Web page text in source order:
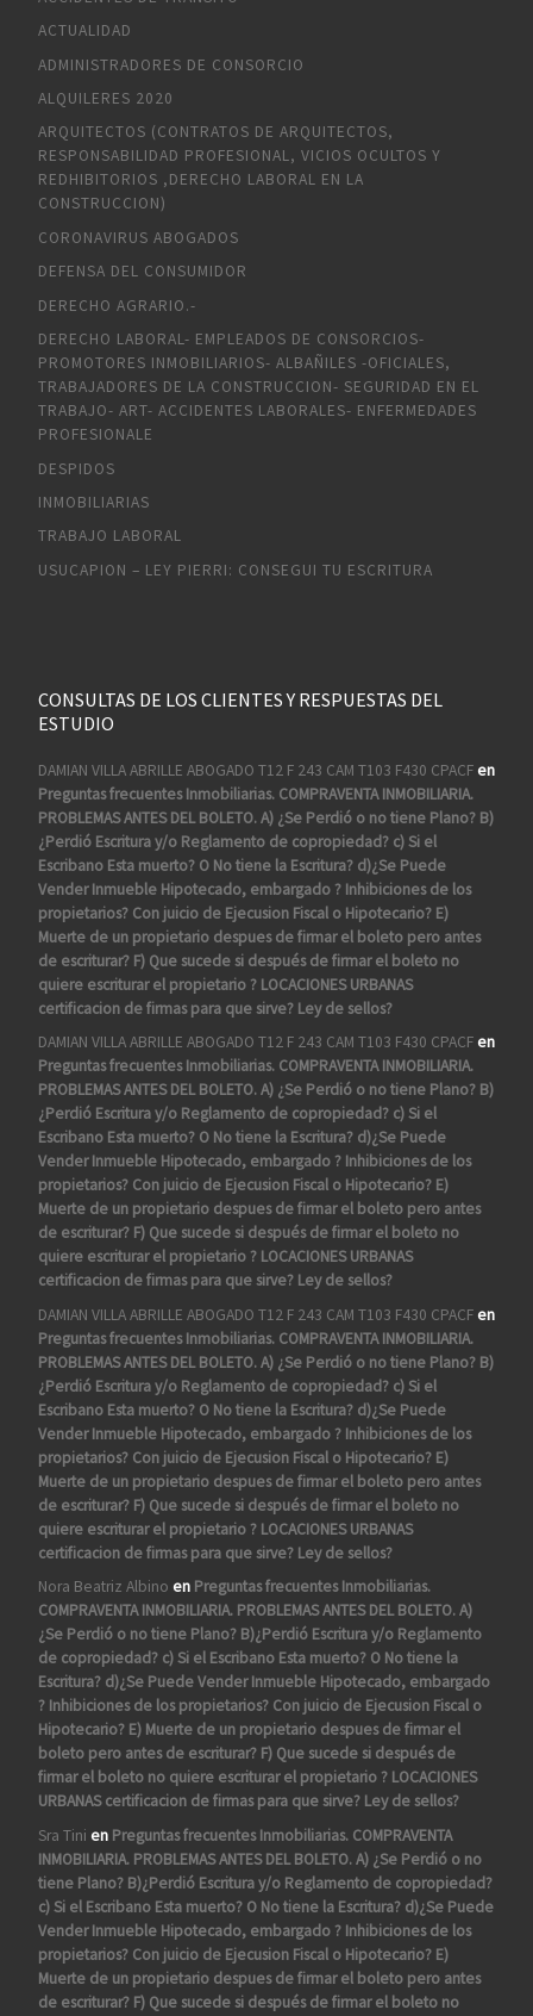
ACTUALIDAD
ADMINISTRADORES DE CONSORCIO
ALQUILERES 2020
ARQUITECTOS (CONTRATOS DE ARQUITECTOS,
RESPONSABILIDAD PROFESIONAL, VICIOS OCULTOS Y
REDHIBITORIOS ,DERECHO LABORAL EN LA
CONSTRUCCION)
CORONAVIRUS ABOGADOS
DEFENSA DEL CONSUMIDOR
DERECHO AGRARIO.-
DERECHO LABORAL- EMPLEADOS DE CONSORCIOS-
PROMOTORES INMOBILIARIOS- ALBAÑILES -OFICIALES,
TRABAJADORES DE LA CONSTRUCCION- SEGURIDAD EN EL
TRABAJO- ART- ACCIDENTES LABORALES- ENFERMEDADES
PROFESIONALE
DESPIDOS
INMOBILIARIAS
TRABAJO LABORAL
USUCAPION – LEY PIERRI: CONSEGUI TU ESCRITURA
CONSULTAS DE LOS CLIENTES Y RESPUESTAS DEL
ESTUDIO
DAMIAN VILLA ABRILLE ABOGADO T12 F 243 CAM T103 F430 CPACFen
Preguntas frecuentes Inmobiliarias. COMPRAVENTA INMOBILIARIA.
PROBLEMAS ANTES DEL BOLETO. A) ¿Se Perdió o no tiene Plano? B)
¿Perdió Escritura y/o Reglamento de copropiedad? c) Si el
Escribano Esta muerto? O No tiene la Escritura? d)¿Se Puede
Vender Inmueble Hipotecado, embargado ? Inhibiciones de los
propietarios? Con juicio de Ejecusion Fiscal o Hipotecario? E)
Muerte de un propietario despues de firmar el boleto pero antes
de escriturar? F) Que sucede si después de firmar el boleto no
quiere escriturar el propietario ? LOCACIONES URBANAS
certificacion de firmas para que sirve? Ley de sellos?
DAMIAN VILLA ABRILLE ABOGADO T12 F 243 CAM T103 F430 CPACFen
Preguntas frecuentes Inmobiliarias. COMPRAVENTA INMOBILIARIA.
PROBLEMAS ANTES DEL BOLETO. A) ¿Se Perdió o no tiene Plano? B)
¿Perdió Escritura y/o Reglamento de copropiedad? c) Si el
Escribano Esta muerto? O No tiene la Escritura? d)¿Se Puede
Vender Inmueble Hipotecado, embargado ? Inhibiciones de los
propietarios? Con juicio de Ejecusion Fiscal o Hipotecario? E)
Muerte de un propietario despues de firmar el boleto pero antes
de escriturar? F) Que sucede si después de firmar el boleto no
quiere escriturar el propietario ? LOCACIONES URBANAS
certificacion de firmas para que sirve? Ley de sellos?
DAMIAN VILLA ABRILLE ABOGADO T12 F 243 CAM T103 F430 CPACFen
Preguntas frecuentes Inmobiliarias. COMPRAVENTA INMOBILIARIA.
PROBLEMAS ANTES DEL BOLETO. A) ¿Se Perdió o no tiene Plano? B)
¿Perdió Escritura y/o Reglamento de copropiedad? c) Si el
Escribano Esta muerto? O No tiene la Escritura? d)¿Se Puede
Vender Inmueble Hipotecado, embargado ? Inhibiciones de los
propietarios? Con juicio de Ejecusion Fiscal o Hipotecario? E)
Muerte de un propietario despues de firmar el boleto pero antes
de escriturar? F) Que sucede si después de firmar el boleto no
quiere escriturar el propietario ? LOCACIONES URBANAS
certificacion de firmas para que sirve? Ley de sellos?
Nora Beatriz Albino en Preguntas frecuentes Inmobiliarias.
COMPRAVENTA INMOBILIARIA. PROBLEMAS ANTES DEL BOLETO. A)
¿Se Perdió o no tiene Plano? B)¿Perdió Escritura y/o Reglamento
de copropiedad? c) Si el Escribano Esta muerto? O No tiene la
Escritura? d)¿Se Puede Vender Inmueble Hipotecado, embargado
? Inhibiciones de los propietarios? Con juicio de Ejecusion Fiscal o
Hipotecario? E) Muerte de un propietario despues de firmar el
boleto pero antes de escriturar? F) Que sucede si después de
firmar el boleto no quiere escriturar el propietario ? LOCACIONES
URBANAS certificacion de firmas para que sirve? Ley de sellos?
Sra Tini en Preguntas frecuentes Inmobiliarias. COMPRAVENTA
INMOBILIARIA. PROBLEMAS ANTES DEL BOLETO. A) ¿Se Perdió o no
tiene Plano? B)¿Perdió Escritura y/o Reglamento de copropiedad?
c) Si el Escribano Esta muerto? O No tiene la Escritura? d)¿Se Puede
Vender Inmueble Hipotecado, embargado ? Inhibiciones de los
propietarios? Con juicio de Ejecusion Fiscal o Hipotecario? E)
Muerte de un propietario despues de firmar el boleto pero antes
de escriturar? F) Que sucede si después de firmar el boleto no